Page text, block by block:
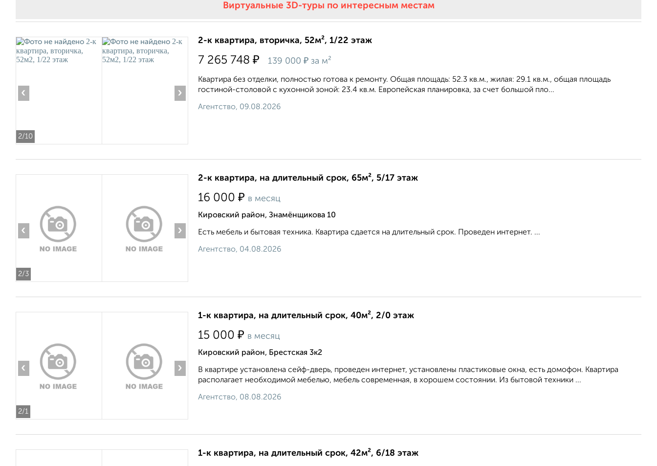
Виртуальные 3D-туры по интересным местам
2/10
‹ ›
2-к квартира, вторичка, 52м², 1/22 этаж
7 265 748 ₽ 139 000 ₽ за м²
Квартира без отделки, полностью готова к ремонту. Общая площадь: 52.3 кв.м., жилая: 29.1 кв.м., общая площадь
гостиной-столовой с кухонной зоной: 23.4 кв.м. Европейская планировка, за счет большой пло...
Агентство, 09.08.2026
2/3
‹ ›
2-к квартира, на длительный срок, 65м², 5/17 этаж
16 000 ₽ в месяц
Кировский район, Знамёнщикова 10
Есть мебель и бытовая техника. Квартира сдается на длительный срок. Проведен интернет. ...
Агентство, 04.08.2026
2/1
‹ ›
1-к квартира, на длительный срок, 40м², 2/0 этаж
15 000 ₽ в месяц
Кировский район, Брестская 3к2
В квартире установлена сейф-дверь, проведен интернет, установлены пластиковые окна, есть домофон. Квартира
располагает необходимой мебелью, мебель современная, в хорошем состоянии. Из бытовой техники ...
Агентство, 08.08.2026
1-к квартира, на длительный срок, 42м², 6/18 этаж